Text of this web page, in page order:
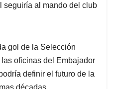
seguiría al mando del club
gol de la Selección
oficinas del Embajador
definir el futuro de la
décadas.